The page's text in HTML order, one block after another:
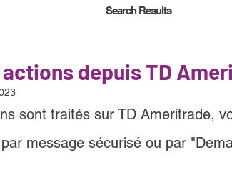
Search Results
depuis TD
sont traités sur TD Ameritrade,
message sécurisé ou par